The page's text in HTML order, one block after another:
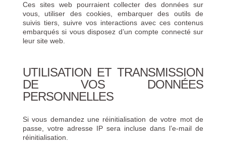
Ces sites web pourraient collecter des données sur
vous, utiliser des cookies, embarquer des outils de
suivis tiers, suivre vos interactions avec ces contenus
embarqués si vous disposez d’un compte connecté sur
leur site web.
UTILISATION ET TRANSMISSION
DE VOS DONNÉES
PERSONNELLES
Si vous demandez une réinitialisation de votre mot de
passe, votre adresse IP sera incluse dans l’e-mail de
réinitialisation.